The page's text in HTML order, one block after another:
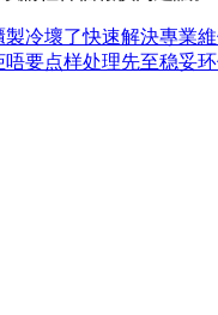
製冷壞了快速解決專業
要点样处理先至稳妥环